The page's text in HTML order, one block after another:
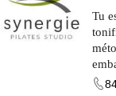
Tu